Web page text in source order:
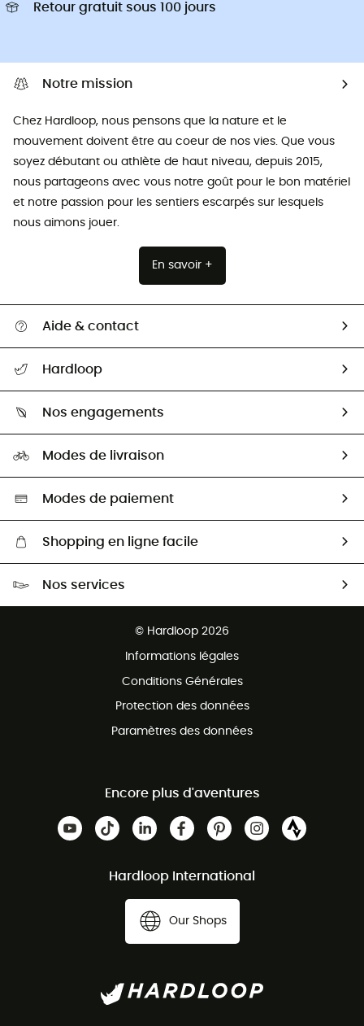
Retour gratuit sous 100 jours
Notre mission
Chez Hardloop, nous pensons que la nature et le
mouvement doivent être au coeur de nos vies. Que vous
soyez débutant ou athlète de haut niveau, depuis 2015,
nous partageons avec vous notre goût pour le bon matériel
et notre passion pour les sentiers escarpés sur lesquels
nous aimons jouer.
En savoir +
Aide & contact
Retour & remboursement
Guide des tailles
Seconde Main
Aide & Contact
Hardloop
Nos engagements
Sélection éco-responsable
Modes de livraison
Modes de paiement
Shopping en ligne facile
Nos services
© Hardloop 2026
Informations légales
Conditions Générales
Protection des données
Paramètres des données
Encore plus d'aventures
Hardloop International
Our Shops